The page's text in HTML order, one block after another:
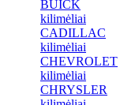
BUICK
kilimėliai
CADILLAC
kilimėliai
CHEVROLET
kilimėliai
CHRYSLER